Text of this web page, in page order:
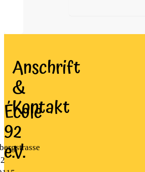
École
92
e.V.
Anschrift
&
Kontakt